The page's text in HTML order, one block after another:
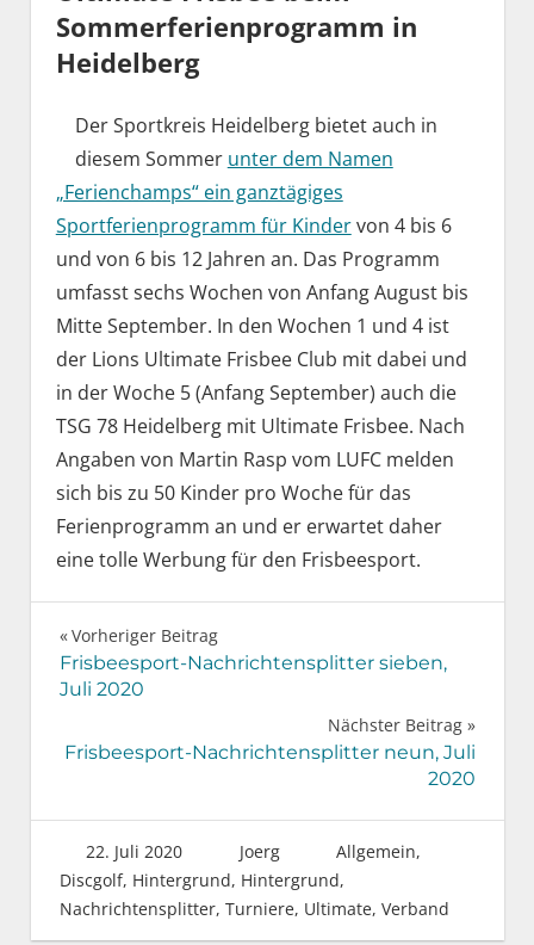
Sommerferienprogramm in
Heidelberg
Der Sportkreis Heidelberg bietet auch in
diesem Sommer unter dem Namen
„Ferienchamps“ ein ganztägiges
Sportferienprogramm für Kindervon 4 bis 6
und von 6 bis 12 Jahren an. Das Programm
umfasst sechs Wochen von Anfang August bis
Mitte September. In den Wochen 1 und 4 ist
der Lions Ultimate Frisbee Club mit dabei und
in der Woche 5 (Anfang September) auch die
TSG 78 Heidelberg mit Ultimate Frisbee. Nach
Angaben von Martin Rasp vom LUFC melden
sich bis zu 50 Kinder pro Woche für das
Ferienprogramm an und er erwartet daher
eine tolle Werbung für den Frisbeesport.
Beitragsnavigation
Vorheriger Beitrag
Frisbeesport-Nachrichtensplitter sieben,
Juli 2020
Nächster Beitrag
Frisbeesport-Nachrichtensplitter neun, Juli
2020
22. Juli 2020 Joerg Allgemein,
Discgolf, Hintergrund, Hintergrund,
Nachrichtensplitter, Turniere, Ultimate, Verband